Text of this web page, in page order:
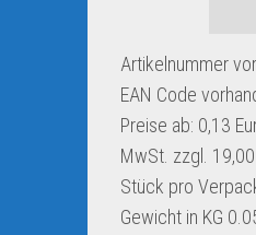
Artikelnummer
EAN Code
Preise ab: 0,13
MwSt. zzgl. 19,00
Stück pro
Gewicht in KG